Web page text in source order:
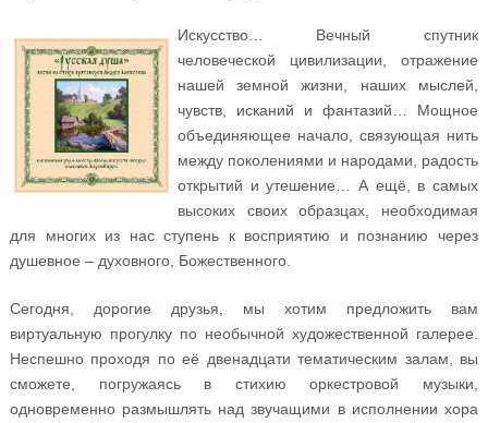
Искусство… Вечный спутник
человеческой цивилизации, отражение
нашей земной жизни, наших мыслей,
чувств, исканий и фантазий… Мощное
объединяющее начало, связующая нить
между поколениями и народами, радость
открытий и утешение… А ещё, в самых
высоких своих образцах, необходимая
для многих из нас ступень к восприятию и познанию через
душевное – духовного, Божественного.
Сегодня, дорогие друзья, мы хотим предложить вам
виртуальную прогулку по необычной художественной галерее.
Неспешно проходя по её двенадцати тематическим залам, вы
сможете, погружаясь в стихию оркестровой музыки,
одновременно размышлять над звучащими в исполнении хора